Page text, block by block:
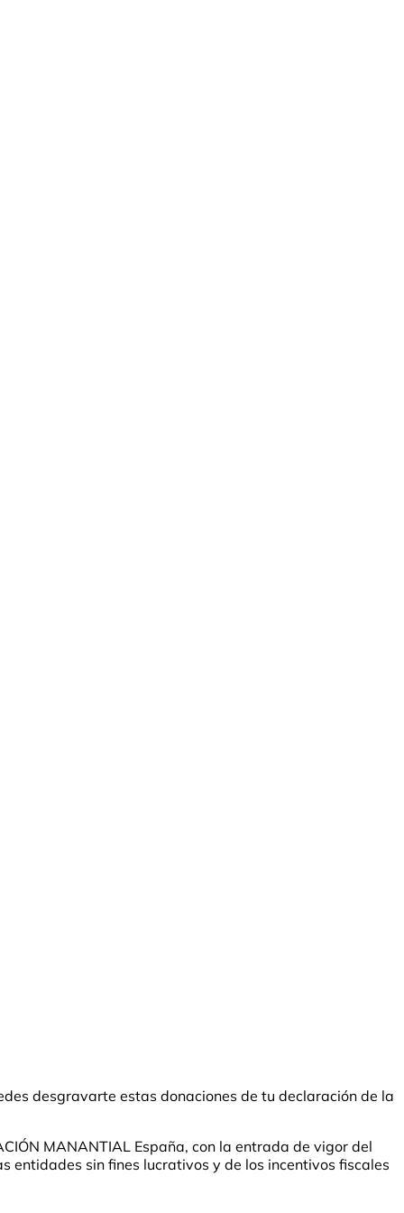
desgravarte estas donaciones de tu declaración de la
MANANTIAL España, con la entrada de vigor del
entidades sin fines lucrativos y de los incentivos fiscales